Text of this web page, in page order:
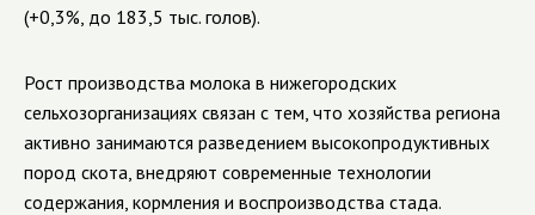
(+0,3%, до 183,5 тыс. голов).
Рост производства молока в нижегородских
сельхозорганизациях связан с тем, что хозяйства региона
активно занимаются разведением высокопродуктивных
пород скота, внедряют современные технологии
содержания, кормления и воспроизводства стада.